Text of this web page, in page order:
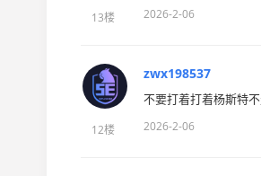
13楼 2026-2-06
12楼
zwx198537
不要打着打着杨斯特
2026-2-06